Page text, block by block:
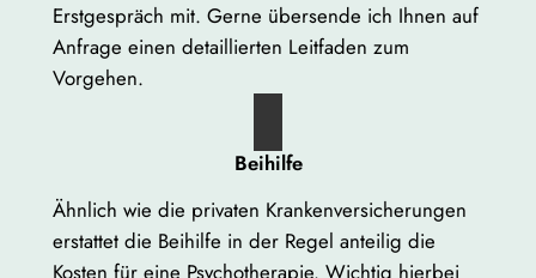
Erstgespräch mit. Gerne übersende ich Ihnen auf
Anfrage einen detaillierten Leitfaden zum
Vorgehen.
Beihilfe
Ähnlich wie die privaten Krankenversicherungen
erstattet die Beihilfe in der Regel anteilig die
Kosten für eine Psychotherapie. Wichtig hierbei